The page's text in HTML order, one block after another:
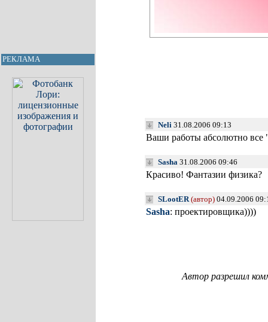
РЕКЛАМА
Neli 31.08.2006 09:13
Ваши работы абсолютно все
Sasha 31.08.2006 09:46
Красиво! Фантазии физика?
SLootER (автор) 04.09.2006
Sasha: проектировщика))))
Автор разрешил